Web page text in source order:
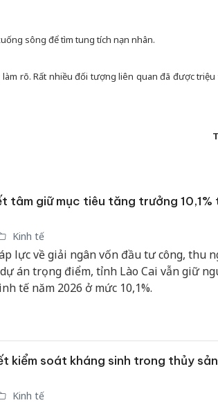
sông để tìm tung tích nạn nhân.
rõ. Rất nhiều đối tượng liên quan đã được triệu
tâm giữ mục tiêu tăng trưởng 10,1%
Kinh tế
lực về giải ngân vốn đầu tư công, thu
án trọng điểm, tỉnh Lào Cai vẫn giữ
tế năm 2026 ở mức 10,1%.
kiểm soát kháng sinh trong thủy
Kinh tế